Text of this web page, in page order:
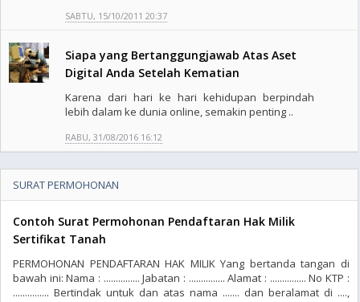
SABTU, 15/10/2011 20:37
Siapa yang Bertanggungjawab Atas Aset
Digital Anda Setelah Kematian
Karena dari hari ke hari kehidupan berpindah
lebih dalam ke dunia online, semakin penting ..
RABU, 31/08/2016 16:12
SURAT PERMOHONAN
Contoh Surat Permohonan Pendaftaran Hak Milik
Sertifikat Tanah
PERMOHONAN PENDAFTARAN HAK MILIK Yang bertanda tangan di
bawah ini: Nama : ............... Jabatan : ............... Alamat : ............... No KTP :
............... Bertindak untuk dan atas nama ....... dan beralamat di ....,